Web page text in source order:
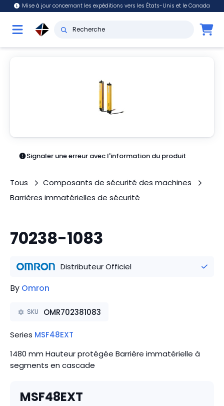
Mise à jour concernant les expéditions vers les États-Unis et le Canada
Signaler une erreur avec l'information du produit
Tous
Composants de sécurité des machines
Barrières immatérielles de sécurité
70238-1083
Distributeur Officiel
By Omron
SKU OMR702381083
Series MSF48EXT
1480 mm Hauteur protégée Barrière immatérielle à
segments en cascade
MSF48EXT